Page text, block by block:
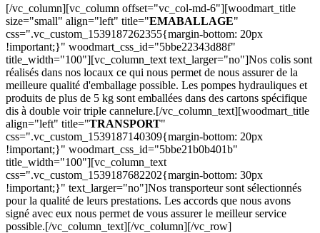
[/vc_column][vc_column offset="vc_col-md-6"][woodmart_title
size="small" align="left" title="EMABALLAGE"
css=".vc_custom_1539187262355{margin-bottom: 20px
!important;}" woodmart_css_id="5bbe22343d88f"
title_width="100"][vc_column_text text_larger="no"]Nos colis sont
réalisés dans nos locaux ce qui nous permet de nous assurer de la
meilleure qualité d'emballage possible. Les pompes hydrauliques et
produits de plus de 5 kg sont emballées dans des cartons spécifique
dis à double voir triple cannelure.[/vc_column_text][woodmart_title
align="left" title="TRANSPORT"
css=".vc_custom_1539187140309{margin-bottom: 20px
!important;}" woodmart_css_id="5bbe21b0b401b"
title_width="100"][vc_column_text
css=".vc_custom_1539187682202{margin-bottom: 30px
!important;}" text_larger="no"]Nos transporteur sont sélectionnés
pour la qualité de leurs prestations. Les accords que nous avons
signé avec eux nous permet de vous assurer le meilleur service
possible.[/vc_column_text][/vc_column][/vc_row]